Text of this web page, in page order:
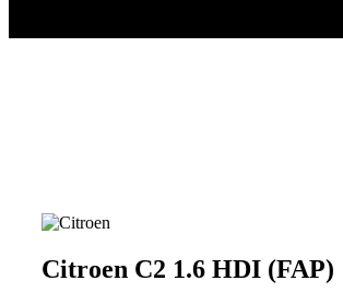
Citroen C2 1.6 HDI (FAP)